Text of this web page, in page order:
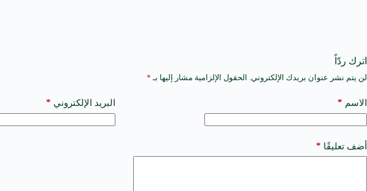
اترك ردّاً
لن يتم نشر عنوان بريدك الإلكتروني. الحقول الإلزامية مشار إليها بـ *
الاسم * البريد الإلكتروني *
أضف تعليقًا *
A
t
e
a
t